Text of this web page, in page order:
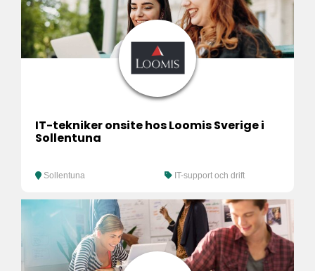
IT-tekniker onsite hos Loomis Sverige i
Sollentuna
Sollentuna IT-support och drift